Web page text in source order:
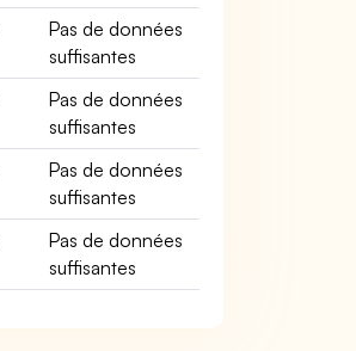
Pas de données
suffisantes
Pas de données
suffisantes
Pas de données
suffisantes
Pas de données
suffisantes